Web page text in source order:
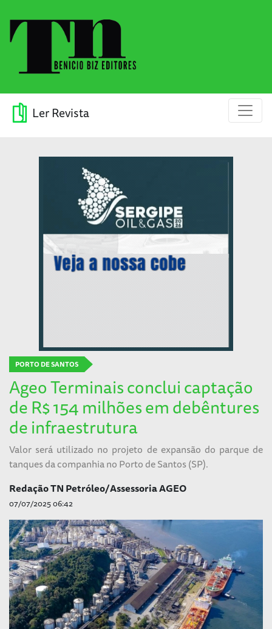
Ler Revista
PORTO DE SANTOS
Ageo Terminais conclui captação
de R$ 154 milhões em debêntures
de infraestrutura
Valor será utilizado no projeto de expansão do parque de
tanques da companhia no Porto de Santos (SP).
Redação TN Petróleo/Assessoria AGEO
07/07/2025 06:42